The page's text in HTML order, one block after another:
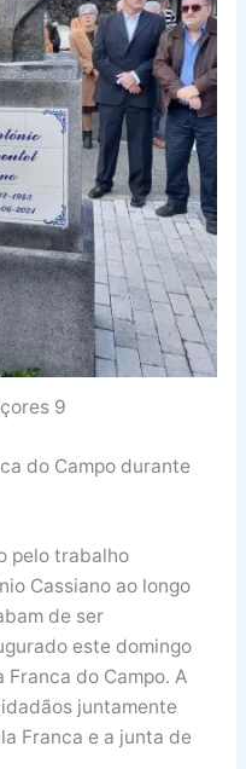
9
do Campo durante
pelo trabalho
Cassiano ao longo
de ser
este domingo
Franca do Campo. A
juntamente
Franca e a junta de